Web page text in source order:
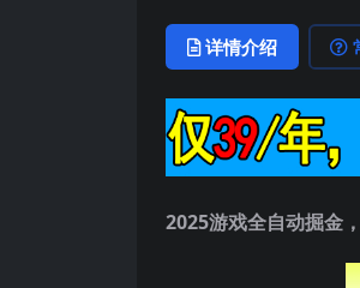
详情介绍
2025游戏全自动掘金